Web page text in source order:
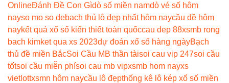
OnlineĐánh Đề Con Gìdò số miền namdò vé số hôm
nayso mo so debach thủ lô đẹp nhất hôm naycầu đề hôm
naykết quả xổ số kiến thiết toàn quốccau dep 88xsmb rong
bach kimket qua xs 2023dự đoán xổ số hàng ngàyBạch
thủ đề miền BắcSoi Cầu MB thần tàisoi cau vip 247soi cầu
tốtsoi cầu miễn phísoi cau mb vipxsmb hom nayxs
vietlottxsmn hôm naycầu lô đẹpthống kê lô kép xổ số miền